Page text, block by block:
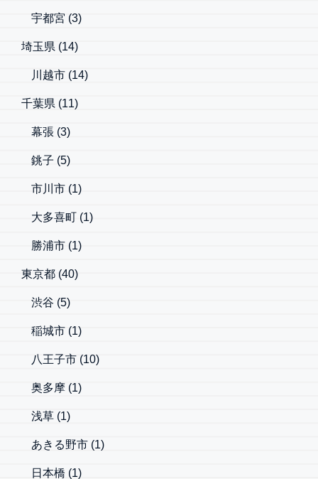
宇都宮 (3)
埼玉県 (14)
川越市 (14)
千葉県 (11)
幕張 (3)
銚子 (5)
市川市 (1)
大多喜町 (1)
勝浦市 (1)
東京都 (40)
渋谷 (5)
稲城市 (1)
八王子市 (10)
奥多摩 (1)
浅草 (1)
あきる野市 (1)
日本橋 (1)